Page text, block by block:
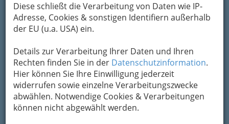
Diese schließt die Verarbeitung von Daten wie IP-
Adresse, Cookies & sonstigen Identifiern außerhalb
der EU (u.a. USA) ein.
Details zur Verarbeitung Ihrer Daten und Ihren
Rechten finden Sie in der Datenschutzinformation.
Hier können Sie Ihre Einwilligung jederzeit
widerrufen sowie einzelne Verarbeitungszwecke
abwählen. Notwendige Cookies & Verarbeitungen
können nicht abgewählt werden.
Kontaktaufnahme
Um die Info-Graz Firmenvor Spam-Mails zu
bewahren, verwenden wir an dieser Stelle zur
Übermittlung Ihrer Nachricht ein sicheres
Formular. Ihre Nachricht wird nach dem
Absenden umgehend per Mail an das
Unternehmen Waldlehrpfad Wildalpe